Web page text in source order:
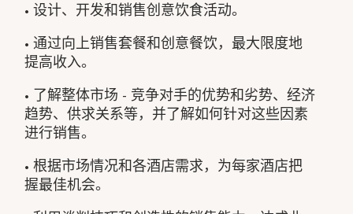
• 设计、开发和销售创意饮食活动。
• 通过向上销售套餐和创意餐饮，最大限度地
提高收入。
• 了解整体市场 - 竞争对手的优势和劣势、经济
趋势、供求关系等，并了解如何针对这些因素
进行销售。
• 根据市场情况和各酒店需求，为每家酒店把
握最佳机会。